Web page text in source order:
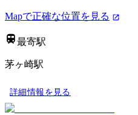
Mapで正確な位置を見る
最寄駅
茅ヶ崎駅
詳細情報を見る